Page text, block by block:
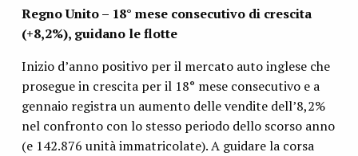
Regno Unito – 18° mese consecutivo di crescita
(+8,2%), guidano le flotte
Inizio d’anno positivo per il mercato auto inglese che
prosegue in crescita per il 18° mese consecutivo e a
gennaio registra un aumento delle vendite dell’8,2%
nel confronto con lo stesso periodo dello scorso anno
(e 142.876 unità immatricolate). A guidare la corsa